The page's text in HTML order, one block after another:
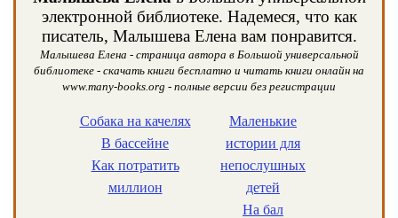
электронной библиотеке. Надемеся, что как
писатель, Малышева Елена вам понравится.
Малышева Елена - страница автора в Большой универсальной
библиотеке - скачать книги бесплатно и читать книги онлайн на
www.many-books.org - полные версии без регистрации
Собака на качелях
В бассейне
Как потратить
миллион
Маленькие
истории для
непослушных
детей
На бал